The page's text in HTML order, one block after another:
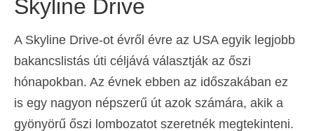
Skyline Drive
A Skyline Drive-ot évről évre az USA egyik legjobb
bakancslistás úti céljává választják az őszi
hónapokban. Az évnek ebben az időszakában ez
is egy nagyon népszerű út azok számára, akik a
gyönyörű őszi lombozatot szeretnék megtekinteni.